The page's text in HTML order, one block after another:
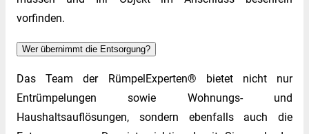
vorfinden.
Wer übernimmt die Entsorgung?
Das Team der RümpelExperten® bietet nicht nur
Entrümpelungen sowie Wohnungs- und
Haushaltsauflösungen, sondern ebenfalls auch die